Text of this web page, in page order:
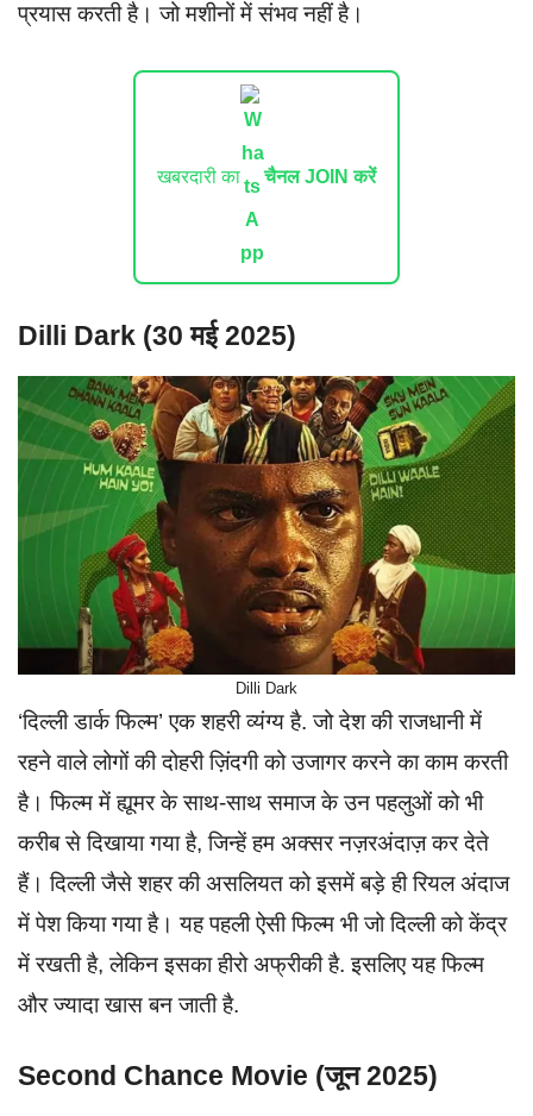
प्रयास करती है। जो मशीनों में संभव नहीं है।
खबरदारी का चैनल JOIN करें
Dilli Dark (30 मई 2025)
Dilli Dark
‘दिल्ली डार्क फिल्म’ एक शहरी व्यंग्य है. जो देश की राजधानी में
रहने वाले लोगों की दोहरी ज़िंदगी को उजागर करने का काम करती
है। फिल्म में ह्यूमर के साथ-साथ समाज के उन पहलुओं को भी
करीब से दिखाया गया है, जिन्हें हम अक्सर नज़रअंदाज़ कर देते
हैं। दिल्ली जैसे शहर की असलियत को इसमें बड़े ही रियल अंदाज
में पेश किया गया है। यह पहली ऐसी फिल्म भी जो दिल्ली को केंद्र
में रखती है, लेकिन इसका हीरो अफ्रीकी है. इसलिए यह फिल्म
और ज्यादा खास बन जाती है.
Second Chance Movie (जून 2025)